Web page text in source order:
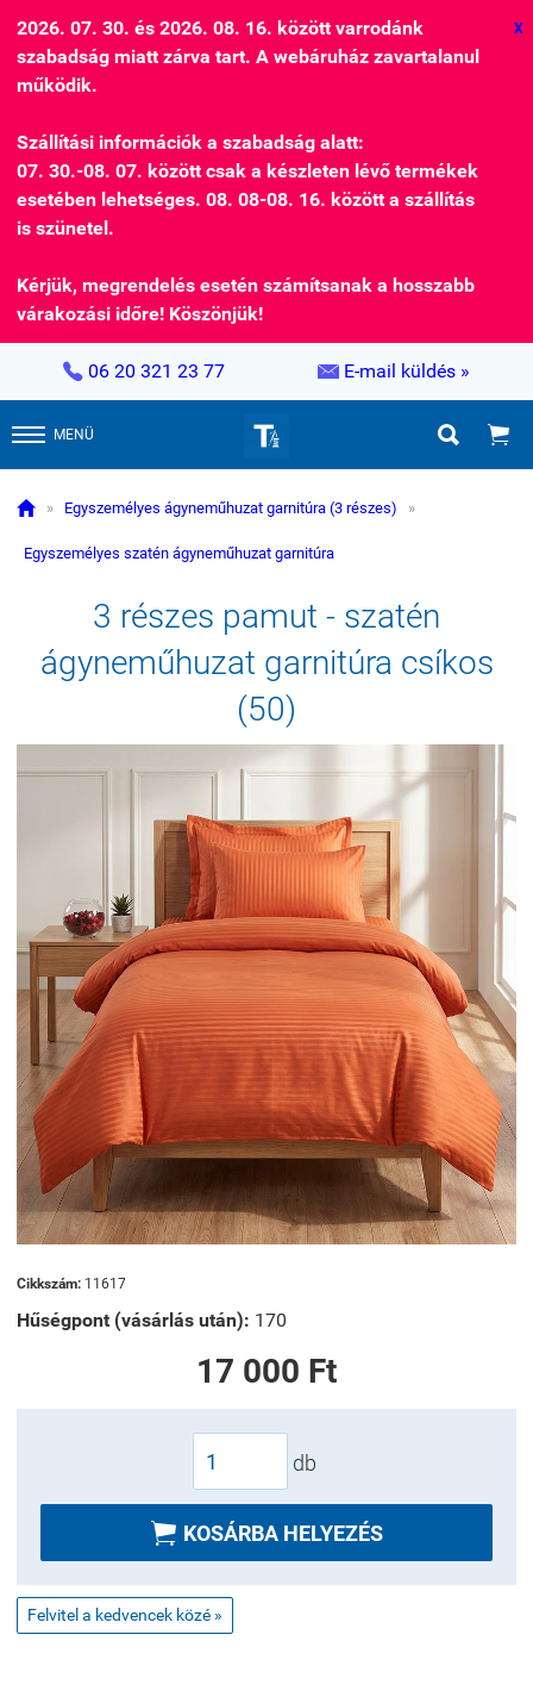
2026. 07. 30. és 2026. 08. 16. között varrodánk
szabadság miatt zárva tart. A webáruház zavartalanul
működik.
Szállítási információk a szabadság alatt:
07. 30.-08. 07. között csak a készleten lévő termékek
esetében lehetséges. 08. 08-08. 16. között a szállítás
is szünetel.
Kérjük, megrendelés esetén számítsanak a hosszabb
várakozási időre! Köszönjük!
X
 06 20 321 23 77  E-mail küldés »
MENÜ  
 » Egyszemélyes ágyneműhuzat garnitúra (3 részes) »
Egyszemélyes szatén ágyneműhuzat garnitúra
3 részes pamut - szatén
ágyneműhuzat garnitúra csíkos
(50)
Cikkszám: 11617
Hűségpont (vásárlás után): 170
17 000 Ft
db
 KOSÁRBA HELYEZÉS
Felvitel a kedvencek közé »